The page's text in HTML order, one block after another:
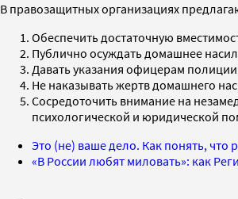
В правозащитных организациях
Обеспечить достаточную
Публично осуждать домашнее
Давать указания офицерам
Не наказывать жертв домашнего
Сосредоточить внимание на
психологической и юридической
Это (не) ваше дело. Как понять,
«В России любят миловать»: как